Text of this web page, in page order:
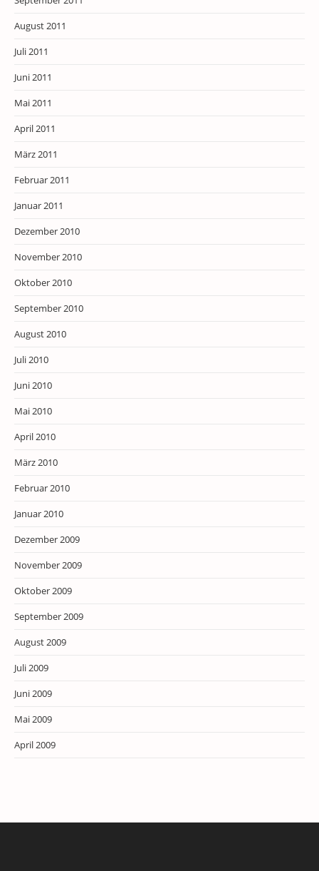
August 2011
Juli 2011
Juni 2011
Mai 2011
April 2011
März 2011
Februar 2011
Januar 2011
Dezember 2010
November 2010
Oktober 2010
September 2010
August 2010
Juli 2010
Juni 2010
Mai 2010
April 2010
März 2010
Februar 2010
Januar 2010
Dezember 2009
November 2009
Oktober 2009
September 2009
August 2009
Juli 2009
Juni 2009
Mai 2009
April 2009